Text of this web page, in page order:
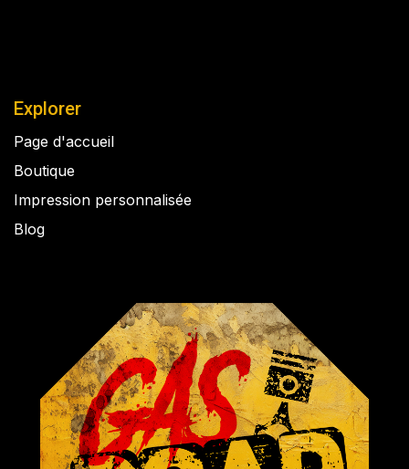
Explorer
Page d'accueil
Boutique
Impression personnalisée
Blog